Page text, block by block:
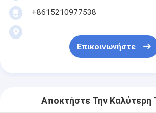
+8615210977538
Επικοινωνήστε
Αποκτήστε Την Καλύτερη